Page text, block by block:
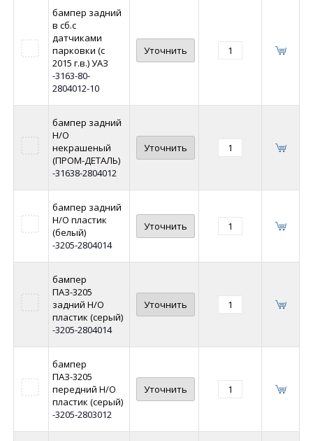
бампер задний
в сб.с
датчиками
парковки (с
2015 г.в.) УАЗ
-3163-80-
2804012-10
Уточнить
бампер задний
Н/О
некрашеный
(ПРОМ-ДЕТАЛЬ)
-31638-2804012
Уточнить
бампер задний
Н/О пластик
(белый)
-3205-2804014
Уточнить
бампер
ПАЗ-3205
задний Н/О
пластик (серый)
-3205-2804014
Уточнить
бампер
ПАЗ-3205
передний Н/О
пластик (серый)
-3205-2803012
Уточнить